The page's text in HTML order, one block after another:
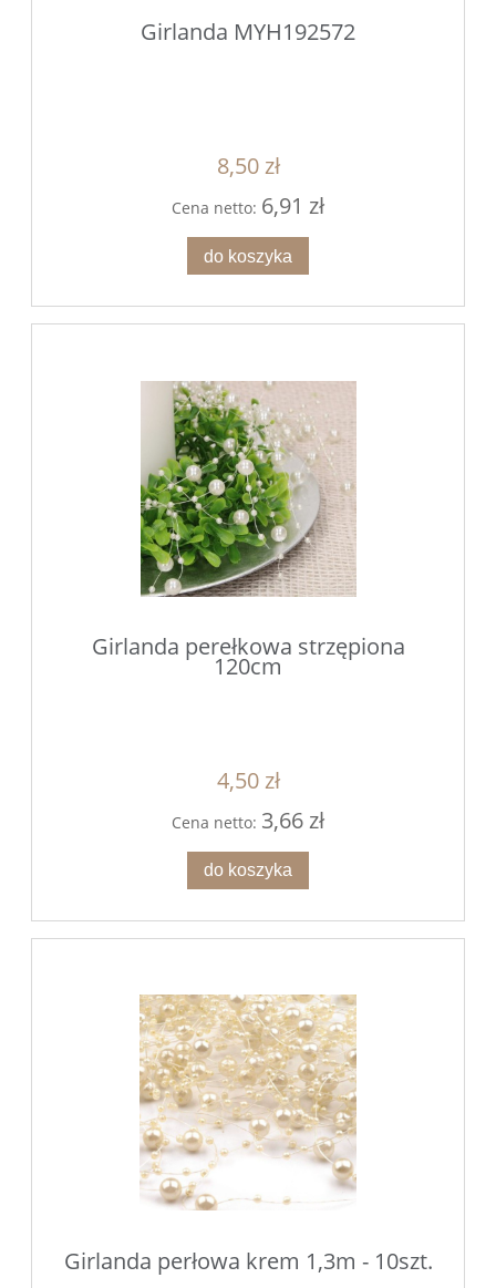
Girlanda MYH192572
8,50 zł
Cena netto: 6,91 zł
do koszyka
Girlanda perełkowa strzępiona
120cm
4,50 zł
Cena netto: 3,66 zł
do koszyka
Girlanda perłowa krem 1,3m - 10szt.